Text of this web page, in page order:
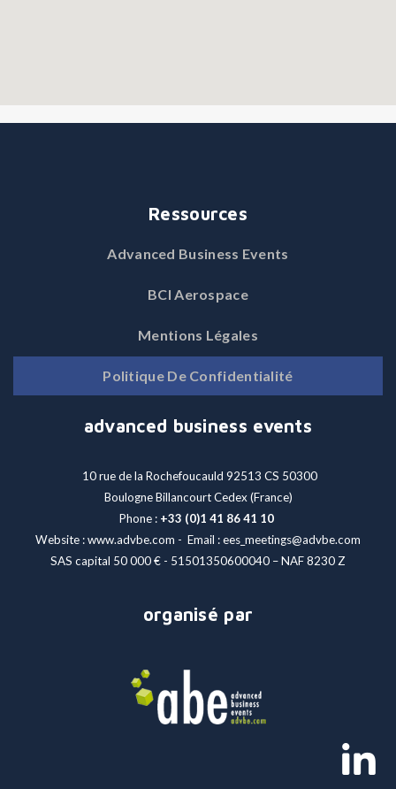
Ressources
Advanced Business Events
BCI Aerospace
Mentions Légales
Politique De Confidentialité
advanced business events
10 rue de la Rochefoucauld 92513 CS 50300
Boulogne Billancourt Cedex (France)
Phone : +33 (0)1 41 86 41 10
Website : www.advbe.com - Email :ees_meetings@advbe.com
SAS capital 50 000 € - 51501350600040 – NAF 8230 Z
organisé par